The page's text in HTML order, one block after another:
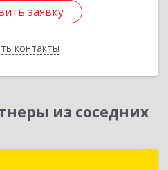
заявку
контакты
заявку
из соседних